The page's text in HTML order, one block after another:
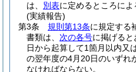
は、 別表に定めるところによ
(実績報告)
第3条
規則第13条に規定する
書類は、 次の各号に掲げる
日から起算して1箇月以内又
の翌年度の4月20日のいずれ
なければならない。